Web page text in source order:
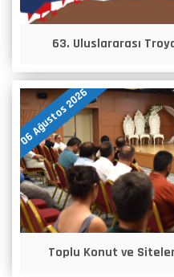
63. Uluslararası
06 Ağustos 2026
Toplu Konut ve